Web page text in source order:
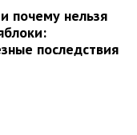
почему нельзя
последствия